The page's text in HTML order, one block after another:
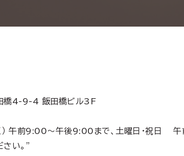
橋4-9-4 飯田橋ビル3F
） 午前9:00～午後9:00まで、土曜日・祝日
い。”